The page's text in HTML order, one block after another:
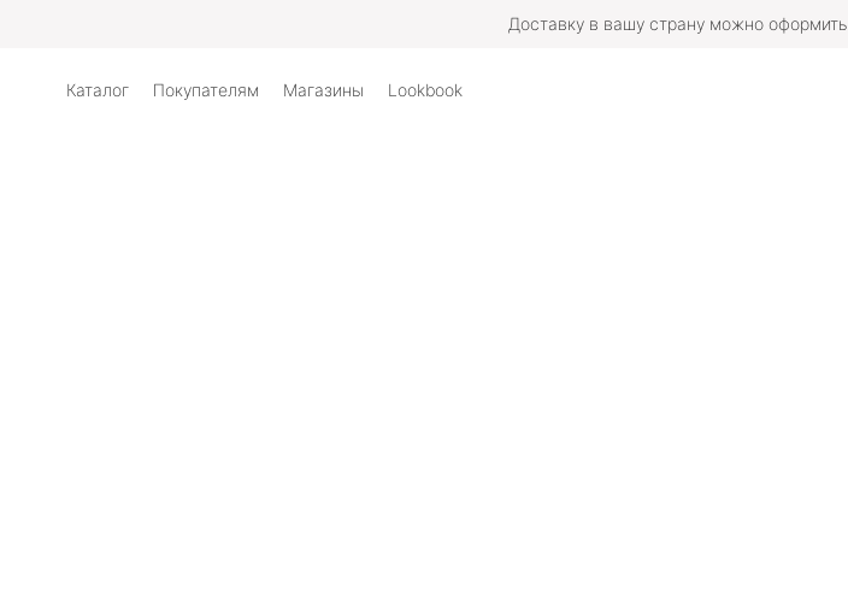
Доставку в вашу страну можно оформить
Каталог Покупателям Магазины Lookbook